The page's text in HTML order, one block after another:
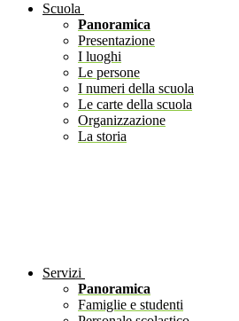
Scuola
Panoramica
Presentazione
I luoghi
Le persone
I numeri della scuola
Le carte della scuola
Organizzazione
La storia
Servizi
Panoramica
Famiglie e studenti